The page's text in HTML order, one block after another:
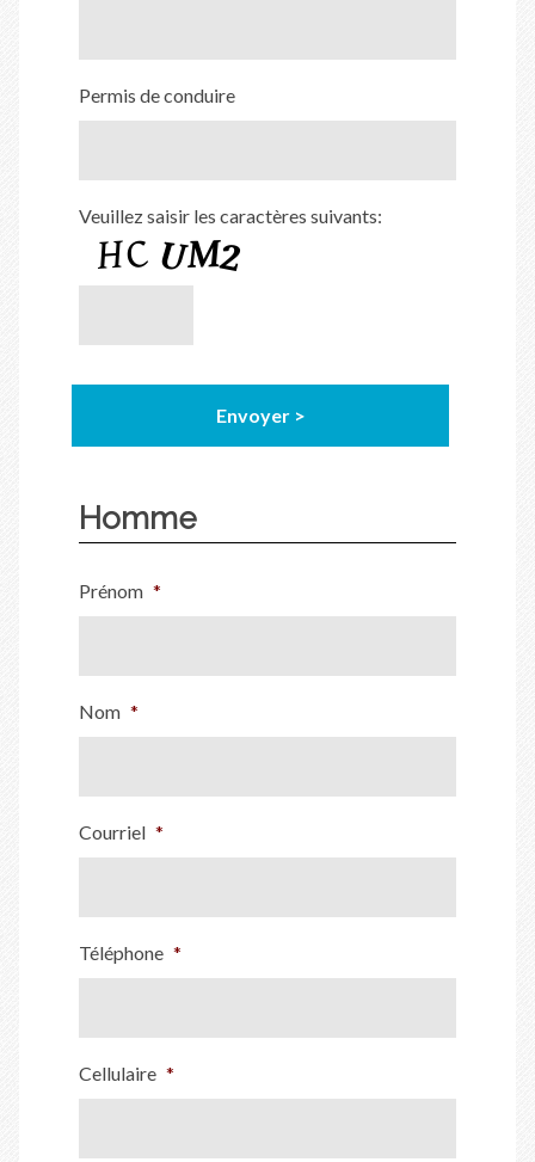
Permis de conduire
Veuillez saisir les caractères suivants:
Homme
Prénom *
Nom *
Courriel *
Téléphone *
Cellulaire *